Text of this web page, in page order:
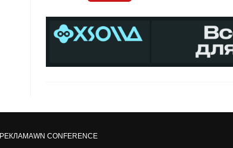
РЕКЛАМАWN CONFERENCE